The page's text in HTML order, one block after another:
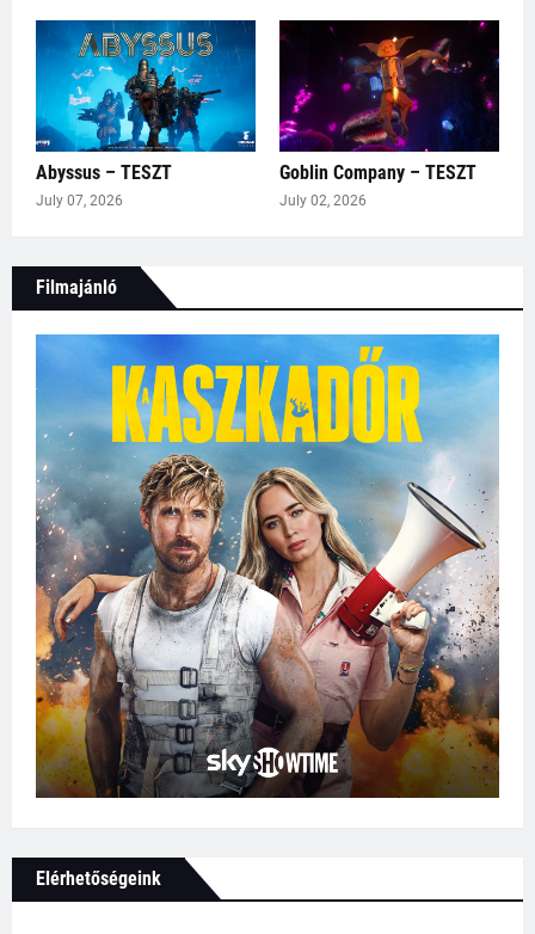
Abyssus – TESZT
July 07, 2026
Goblin Company – TESZT
July 02, 2026
Filmajánló
Elérhetőségeink